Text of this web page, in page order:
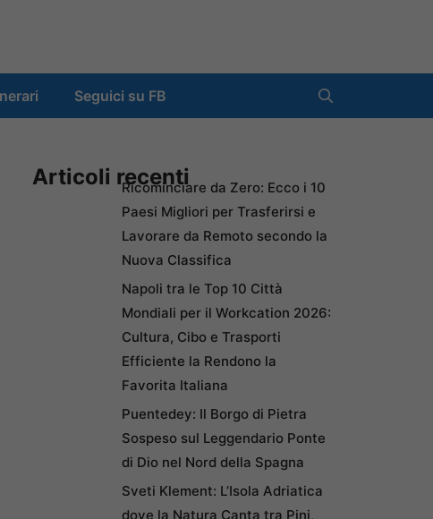
Seguici su FB
Articoli recentiRicominciare da Zero: Ecco i 10
Paesi Migliori per Trasferirsi e
Lavorare da Remoto secondo la
Nuova Classifica
Napoli tra le Top 10 Città
Mondiali per il Workcation 2026:
Cultura, Cibo e Trasporti
Efficiente la Rendono la
Favorita Italiana
Puentedey: Il Borgo di Pietra
Sospeso sul Leggendario Ponte
di Dio nel Nord della Spagna
Sveti Klement: L’Isola Adriatica
dove la Natura Canta tra Pini,